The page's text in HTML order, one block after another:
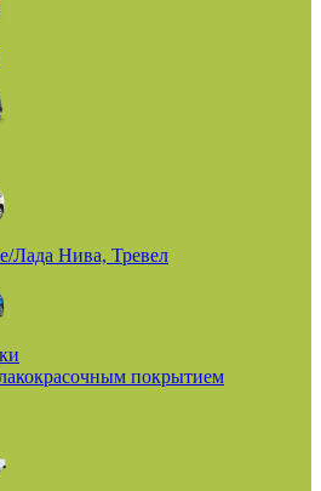
Лада Нива, Тревел
покрытием